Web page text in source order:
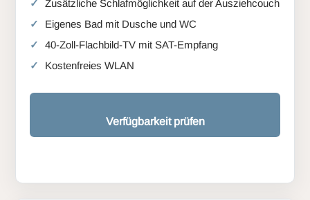
Zusätzliche Schlafmöglichkeit auf der Ausziehcouch
Eigenes Bad mit Dusche und WC
40-Zoll-Flachbild-TV mit SAT-Empfang
Kostenfreies WLAN
Verfügbarkeit prüfen